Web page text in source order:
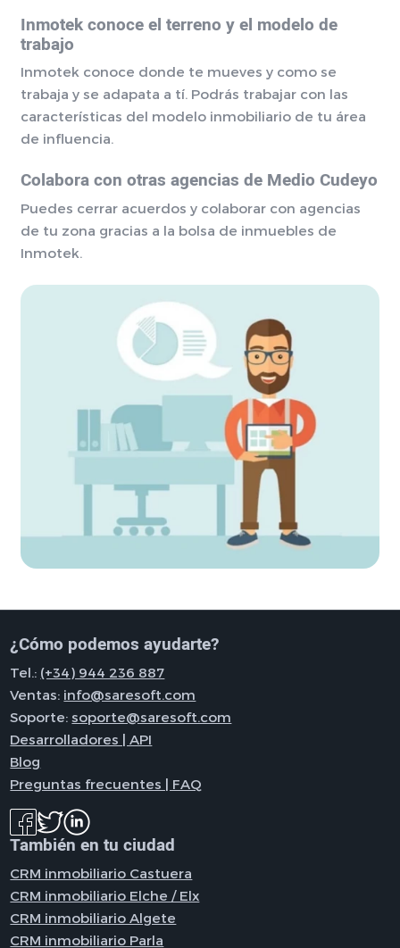
Inmotek conoce el terreno y el modelo de
trabajo
Inmotek conoce donde te mueves y como se
trabaja y se adapata a tí. Podrás trabajar con las
características del modelo inmobiliario de tu área
de influencia.
Colabora con otras agencias de Medio Cudeyo
Puedes cerrar acuerdos y colaborar con agencias
de tu zona gracias a la bolsa de inmuebles de
Inmotek.
¿Cómo podemos ayudarte?
Tel.: (+34) 944 236 887
Ventas: info@saresoft.com
Soporte:soporte@saresoft.com
Desarrolladores | API
Blog
Preguntas frecuentes | FAQ
También en tu ciudad
CRM inmobiliario Castuera
CRM inmobiliario Elche / Elx
CRM inmobiliario Algete
CRM inmobiliario Parla